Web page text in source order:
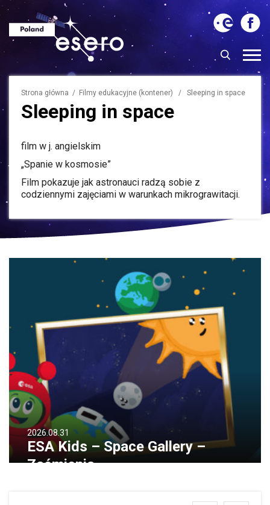
2026.08.31
ESA Kids – Space Gallery –
Zaćmienia
Strona główna / Filmy edukacyjne (kontener) / Sleeping in space
Sleeping in space
film w j. angielskim
„Spanie w kosmosie”
Film pokazuje jak astronauci radzą sobie z
codziennymi zajęciami w warunkach mikrograwitacji.